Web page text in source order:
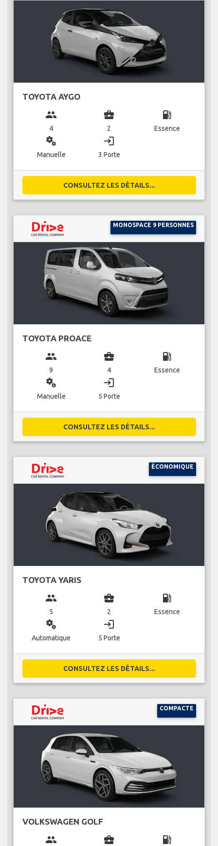
TOYOTA AYGO
group
4
business_center
2
local_gas_station
Essence
miscellaneous_services
Manuelle
login
3 Porte
CONSULTEZ LES DÉTAILS...
MONOSPACE 9 PERSONNES
TOYOTA PROACE
group
9
business_center
4
local_gas_station
Essence
miscellaneous_services
Manuelle
login
5 Porte
CONSULTEZ LES DÉTAILS...
ÉCONOMIQUE
TOYOTA YARIS
group
5
business_center
2
local_gas_station
Essence
miscellaneous_services
Automatique
login
5 Porte
CONSULTEZ LES DÉTAILS...
COMPACTE
VOLKSWAGEN GOLF
group business_center local_gas_station